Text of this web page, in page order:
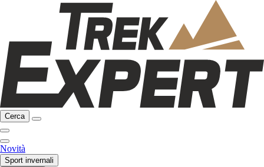
Cerca
Novità
Sport invernali